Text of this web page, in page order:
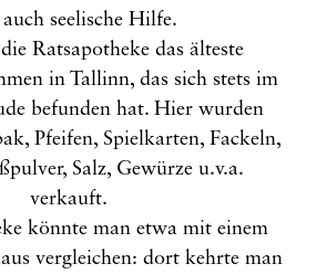
seelische Hilfe.
Ratsapotheke das älteste
in Tallinn, das sich stets im
befunden hat. Hier wurden
Pfeifen, Spielkarten, Fackeln,
Salz, Gewürze u.v.a.
verkauft.
könnte man etwa mit einem
vergleichen: dort kehrte man